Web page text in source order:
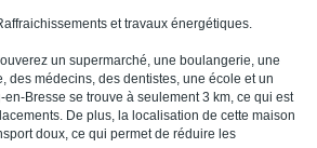
et travaux énergétiques.
un supermarché, une boulangerie, une
des médecins, des dentistes, une école et un
Bresse se trouve à seulement 3 km, ce qui est
De plus, la localisation de cette maison
doux, ce qui permet de réduire les